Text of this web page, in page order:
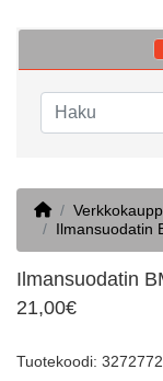
Home
Ilmansuodatin
Ilmansuodatin
21,00€
Tuotekoodi: